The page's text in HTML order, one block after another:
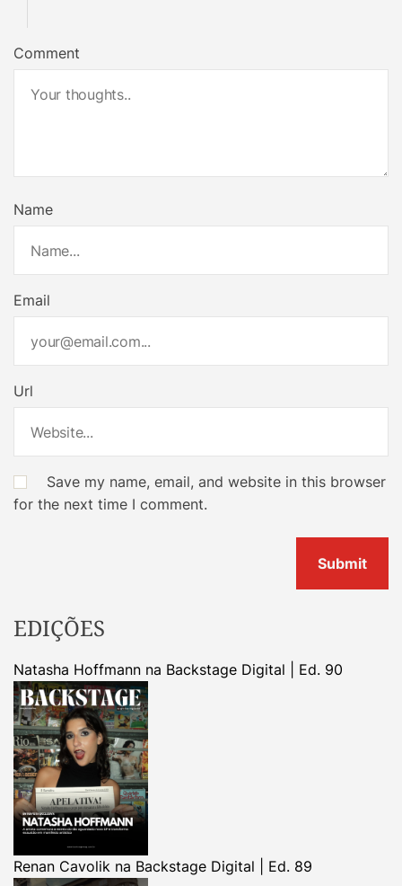
Comment
Name
Email
Url
Save my name, email, and website in this browser
for the next time I comment.
EDIÇÕES
Natasha Hoffmann na Backstage Digital | Ed. 90
Renan Cavolik na Backstage Digital | Ed. 89